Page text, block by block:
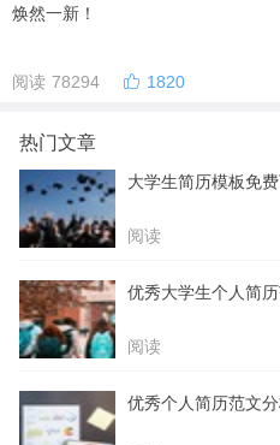
焕然一新！
阅读 78294 1820
热门文章
大学生简历模板免
阅读
优秀大学生个人简
阅读
优秀个人简历范文